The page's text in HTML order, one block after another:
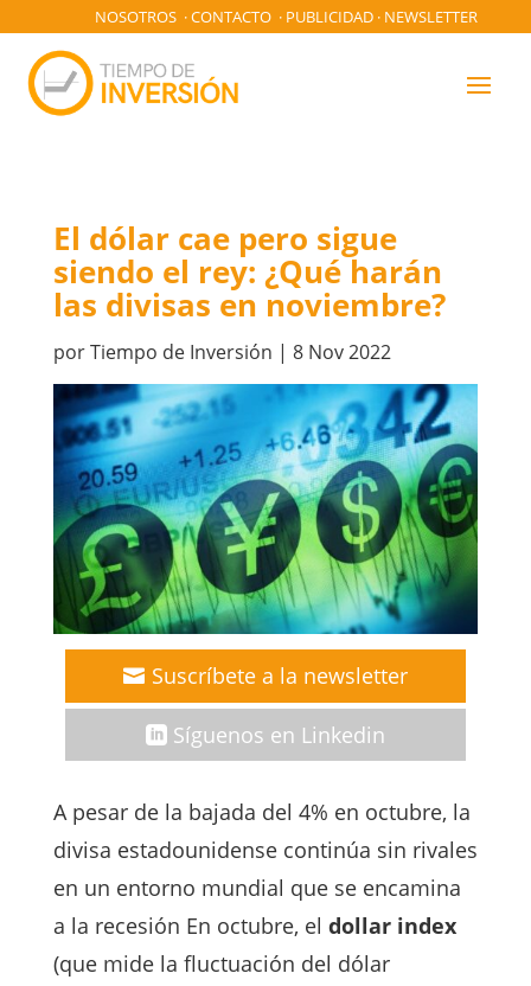
NOSOTROS ·CONTACTO · PUBLICIDAD · NEWSLETTER
El dólar cae pero sigue
siendo el rey: ¿Qué harán
las divisas en noviembre?
porTiempo de Inversión | 8 Nov 2022
Suscríbete a la newsletter
Síguenos en Linkedin
A pesar de la bajada del 4% en octubre, la
divisa estadounidense continúa sin rivales
en un entorno mundial que se encamina
a la recesión En octubre, el dollar index
(que mide la fluctuación del dólar